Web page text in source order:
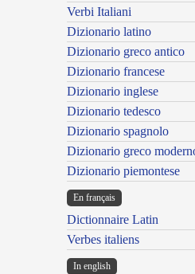
Verbi Italiani
Dizionario latino
Dizionario greco antico
Dizionario francese
Dizionario inglese
Dizionario tedesco
Dizionario spagnolo
Dizionario greco
Dizionario piemontese
En français
Dictionnaire Latin
Verbes italiens
In english